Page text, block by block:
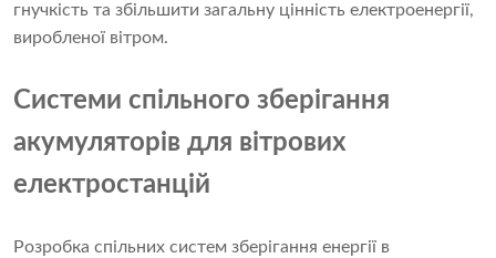
гнучкість та збільшити загальну цінність електроенергії,
виробленої вітром.
Системи спільного зберігання
акумуляторів для вітрових
електростанцій
Розробка спільних систем зберігання енергії в